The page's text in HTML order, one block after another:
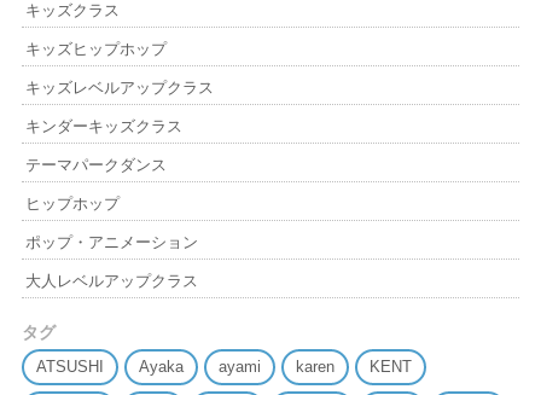
キッズクラス
キッズヒップホップ
キッズレベルアップクラス
キンダーキッズクラス
テーマパークダンス
ヒップホップ
ポップ・アニメーション
大人レベルアップクラス
タグ
ATSUSHI Ayaka ayami karen KENT